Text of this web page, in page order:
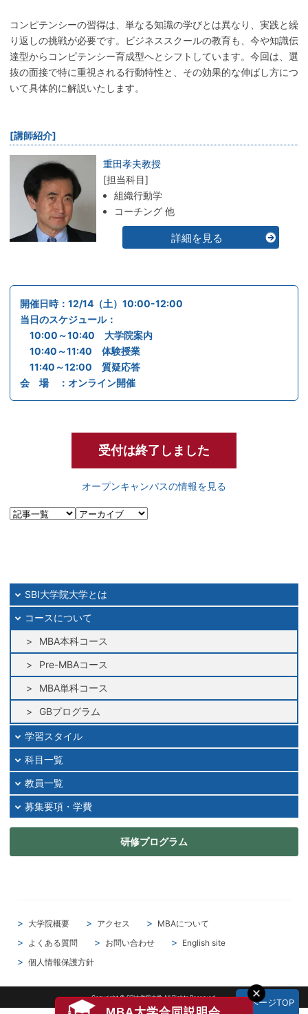
コンピテンシーの習得は、単なる知識の学びとは異なり、実践と繰
り返しの挑戦が必要です。ビジネススクールの教育も、今や知識伝
達型からコンピテンシー育成型へとシフトしています。今回は、選
抜の面接で特に重視される行動特性と、その効果的な伸ばし方につ
いて具体的に解説いたします。
[講師紹介]
重田孝夫教授
[担当科目]
組織行動学
コーチング 他
詳細を見る
開催日時：12/14（土）10:00-12:00
当日のスケジュール：
10:00～10:40 大学院案内
10:40～11:40 体験授業
11:40～12:00 質疑応答
会 場 ：オンライン開催
受付は終了しました
オープンキャンパスの情報を見る
SBI大学院大学とは
コースについて
MBA本科コース
Pre-MBAコース
MBA単科コース
GBプログラム
学習スタイル
科目一覧
教員一覧
募集要項・学費
研修プログラム
▲ページTOP
大学院概要 アクセス
MBAについて
よくある質問
お問い合わせ
English site
個人情報保護方針
Copyright © SBI大学院大学 All Rights Reserved.